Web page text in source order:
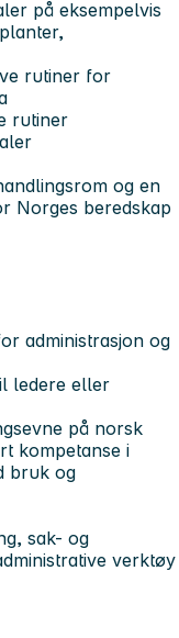
på eksempelvis
rutiner for
rutiner
og en
Norges beredskap
administrasjon og
ledere eller
på norsk
kompetanse i
bruk og
sak- og
verktøy